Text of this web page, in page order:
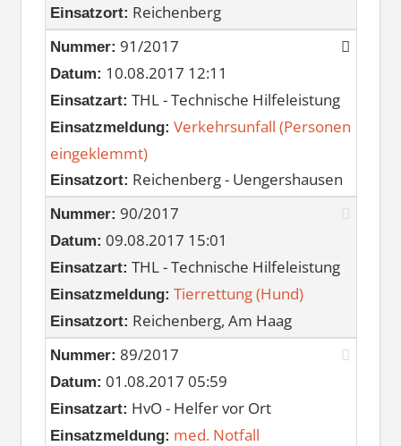
Einsatzort: Reichenberg
Nummer: 91/2017
Datum: 10.08.2017 12:11
Einsatzart: THL - Technische Hilfeleistung
Einsatzmeldung: Verkehrsunfall (Personen
eingeklemmt)
Einsatzort: Reichenberg - Uengershausen
Nummer: 90/2017
Datum: 09.08.2017 15:01
Einsatzart: THL - Technische Hilfeleistung
Einsatzmeldung: Tierrettung (Hund)
Einsatzort: Reichenberg, Am Haag
Nummer: 89/2017
Datum: 01.08.2017 05:59
Einsatzart: HvO - Helfer vor Ort
Einsatzmeldung: med. Notfall